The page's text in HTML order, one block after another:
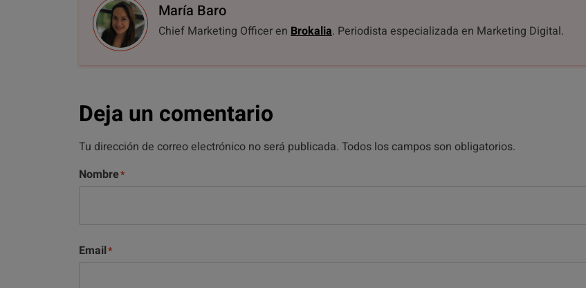
María Baro
Chief Marketing Officer en Brokalia. Periodista especializada en Marketing Digital.
Deja un comentario
Tu dirección de correo electrónico no será publicada. Todos los campos son obligatorios.
Nombre
Email